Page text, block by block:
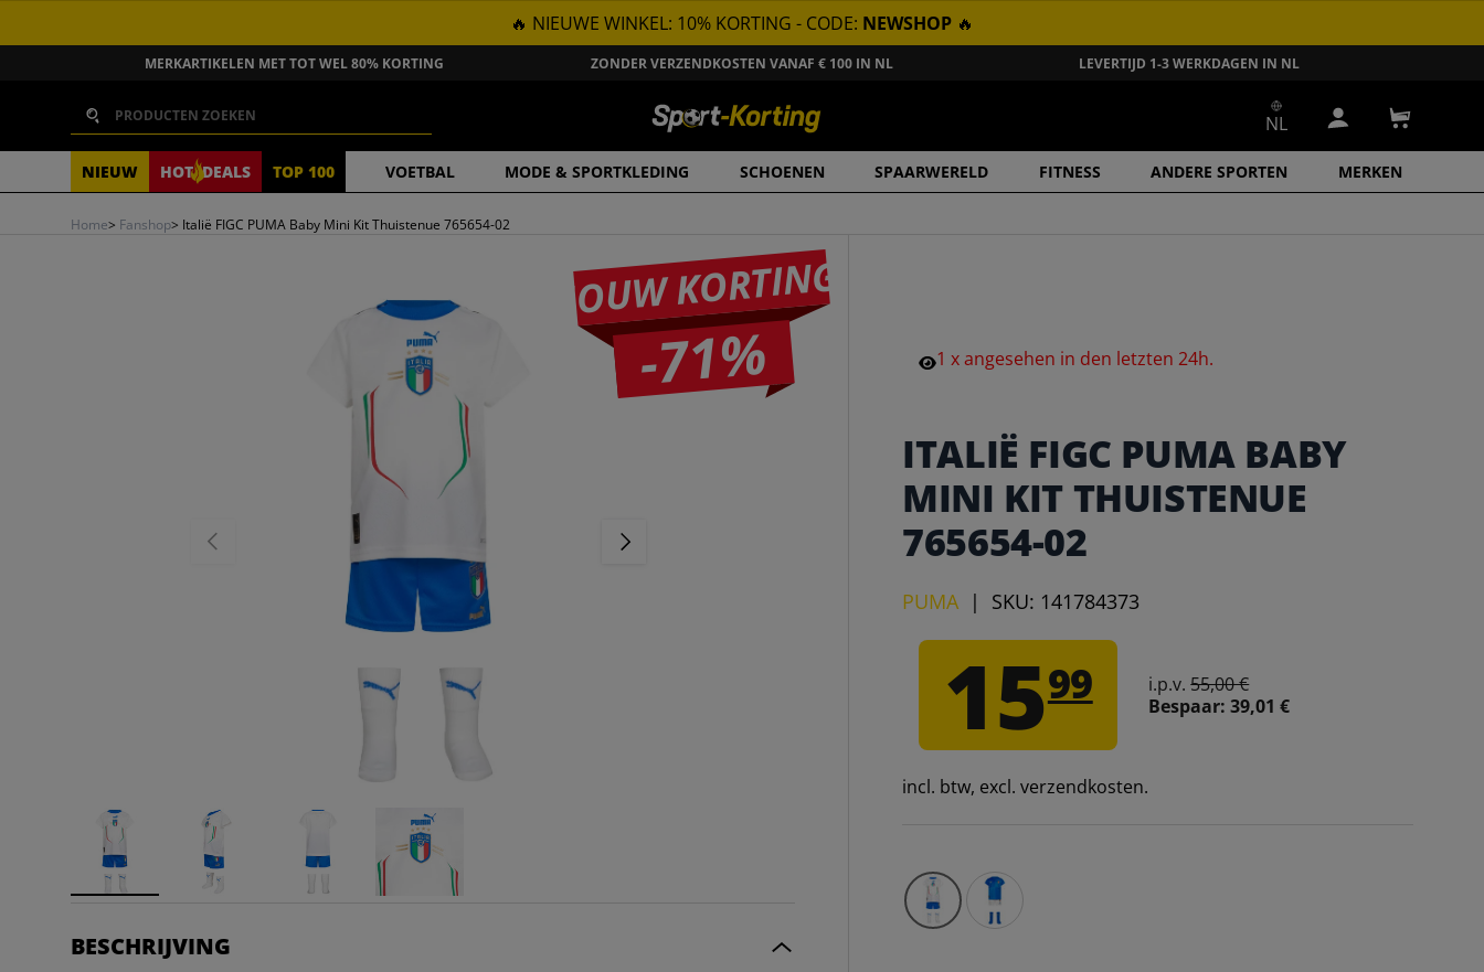
GA NAAR INHOUD
🔥 NIEUWE WINKEL: 10% KORTING - CODE: NEWSHOP 🔥
MERKARTIKELEN MET TOT WEL 80% KORTING ZONDER VERZENDKOSTEN VANAF € 100 IN NL LEVERTIJD 1-3 WERKDAGEN IN NL
NIEUW HOT DEALS TOP 100 VOETBAL MODE & SPORTKLEDING SCHOENEN SPAARWERELD FITNESS ANDERE SPORTEN MERKEN
Zoeken
NL Inloggen
Home> Fanshop> Italië FIGC PUMA Baby Mini Kit Thuistenue 765654-02
JOUW KORTING
-71%
VORIGE VOLGENDE
BESCHRIJVING
1xangesehen in den letzten24h.
ITALIË FIGC PUMA BABY
MINI KIT THUISTENUE
765654-02
PUMA | SKU: 141784373
1599 i.p.v.55,00 €
Bespaar:39,01 €
incl. btw, excl. verzendkosten.